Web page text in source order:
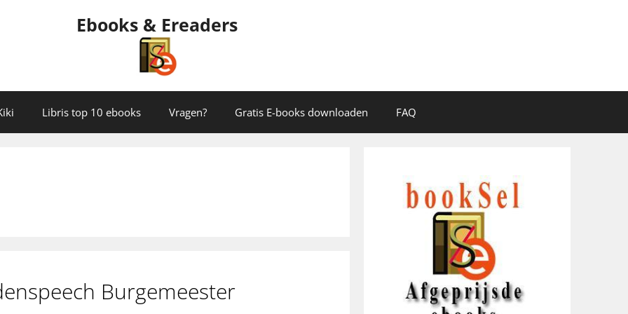
Ebooks & Ereaders
Libris top 10 ebooks Vragen? Gratis E-books downloaden FAQ
Burgemeester